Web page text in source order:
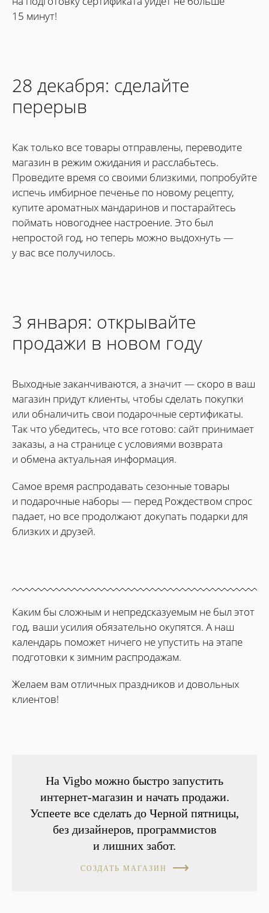
15 минут!
28 декабря: сделайте
перерыв
Как только все товары отправлены, переводите
магазин в режим ожидания и расслабьтесь.
Проведите время со своими близкими, попробуйте
испечь имбирное печенье по новому рецепту,
купите ароматных мандаринов и постарайтесь
поймать новогоднее настроение. Это был
непростой год, но теперь можно выдохнуть —
у вас все получилось.
3 января: открывайте
продажи в новом году
Выходные заканчиваются, а значит — скоро в ваш
магазин придут клиенты, чтобы сделать покупки
или обналичить свои подарочные сертификаты.
Так что убедитесь, что все готово: сайт принимает
заказы, а на странице с условиями возврата
и обмена актуальная информация.
Самое время распродавать сезонные товары
и подарочные наборы — перед Рождеством спрос
падает, но все продолжают докупать подарки для
близких и друзей.
Каким бы сложным и непредсказуемым не был этот
год, ваши усилия обязательно окупятся. А наш
календарь поможет ничего не упустить на этапе
подготовки к зимним распродажам.
Желаем вам отличных праздников и довольных
клиентов!
На Vigbo можно быстро запустить
интернет-магазин и начать продажи.
Успеете все сделать до Черной пятницы,
без дизайнеров, программистов
и лишних забот.
СОЗДАТЬ МАГАЗИН